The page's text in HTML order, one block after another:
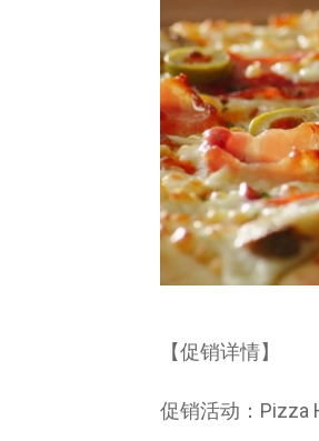
【促销详情】
促销活动：Pizza